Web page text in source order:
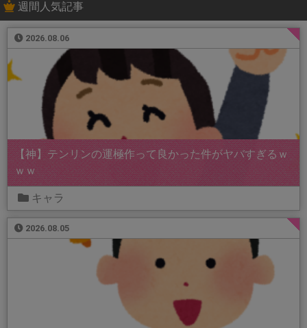
週間人気記事
2026.08.06
【神】テンリンの運極作って良かった件がヤバすぎるｗ
ｗｗ
キャラ
2026.08.05